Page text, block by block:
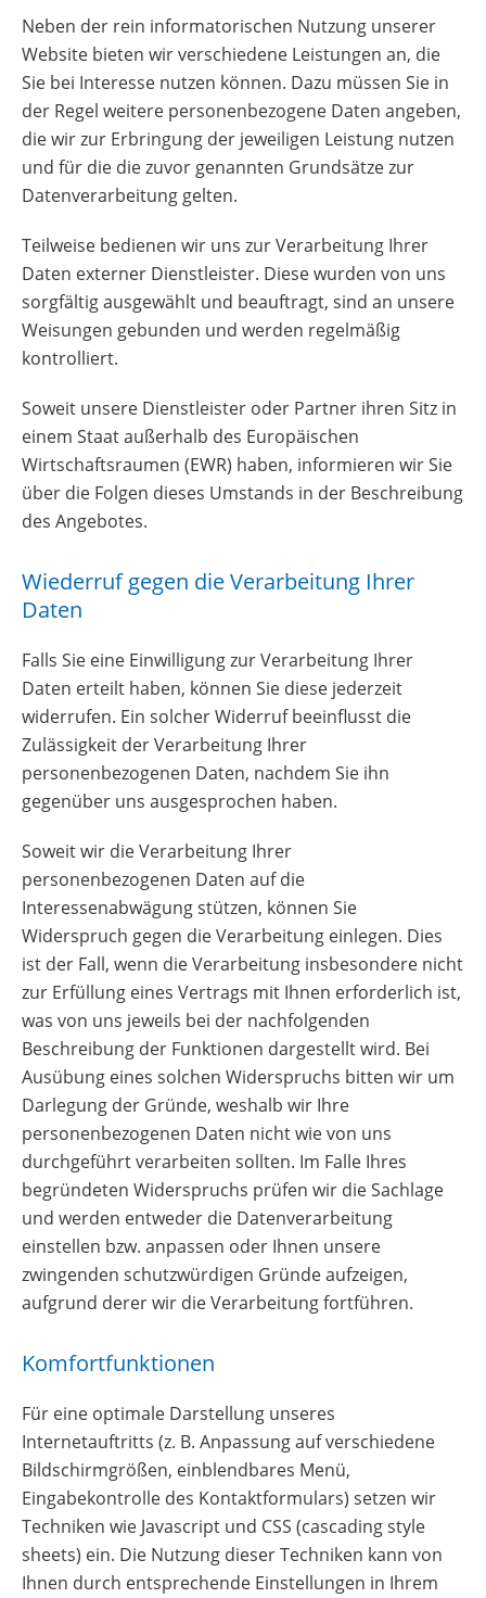
Neben der rein informatorischen Nutzung unserer
Website bieten wir verschiedene Leistungen an, die
Sie bei Interesse nutzen können. Dazu müssen Sie in
der Regel weitere personenbezogene Daten angeben,
die wir zur Erbringung der jeweiligen Leistung nutzen
und für die die zuvor genannten Grundsätze zur
Datenverarbeitung gelten.
Teilweise bedienen wir uns zur Verarbeitung Ihrer
Daten externer Dienstleister. Diese wurden von uns
sorgfältig ausgewählt und beauftragt, sind an unsere
Weisungen gebunden und werden regelmäßig
kontrolliert.
Soweit unsere Dienstleister oder Partner ihren Sitz in
einem Staat außerhalb des Europäischen
Wirtschaftsraumen (EWR) haben, informieren wir Sie
über die Folgen dieses Umstands in der Beschreibung
des Angebotes.
Wiederruf gegen die Verarbeitung Ihrer
Daten
Falls Sie eine Einwilligung zur Verarbeitung Ihrer
Daten erteilt haben, können Sie diese jederzeit
widerrufen. Ein solcher Widerruf beeinflusst die
Zulässigkeit der Verarbeitung Ihrer
personenbezogenen Daten, nachdem Sie ihn
gegenüber uns ausgesprochen haben.
Soweit wir die Verarbeitung Ihrer
personenbezogenen Daten auf die
Interessenabwägung stützen, können Sie
Widerspruch gegen die Verarbeitung einlegen. Dies
ist der Fall, wenn die Verarbeitung insbesondere nicht
zur Erfüllung eines Vertrags mit Ihnen erforderlich ist,
was von uns jeweils bei der nachfolgenden
Beschreibung der Funktionen dargestellt wird. Bei
Ausübung eines solchen Widerspruchs bitten wir um
Darlegung der Gründe, weshalb wir Ihre
personenbezogenen Daten nicht wie von uns
durchgeführt verarbeiten sollten. Im Falle Ihres
begründeten Widerspruchs prüfen wir die Sachlage
und werden entweder die Datenverarbeitung
einstellen bzw. anpassen oder Ihnen unsere
zwingenden schutzwürdigen Gründe aufzeigen,
aufgrund derer wir die Verarbeitung fortführen.
Komfortfunktionen
Für eine optimale Darstellung unseres
Internetauftritts (z. B. Anpassung auf verschiedene
Bildschirmgrößen, einblendbares Menü,
Eingabekontrolle des Kontaktformulars) setzen wir
Techniken wie Javascript und CSS (cascading style
sheets) ein. Die Nutzung dieser Techniken kann von
Ihnen durch entsprechende Einstellungen in Ihrem